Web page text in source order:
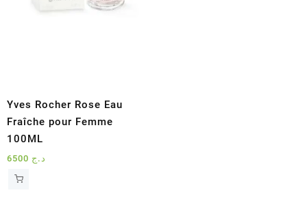
Yves Rocher Rose Eau
Fraîche pour Femme
100ML
د.ج